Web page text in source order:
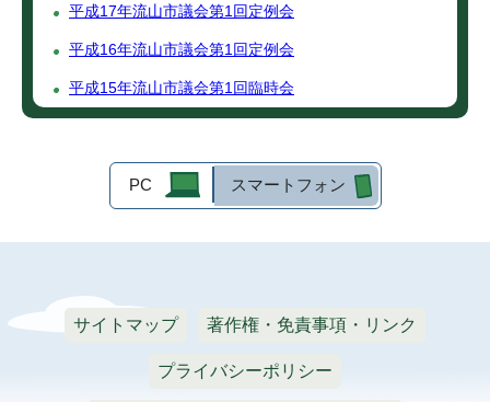
平成17年流山市議会第1回定例会
平成16年流山市議会第1回定例会
平成15年流山市議会第1回臨時会
PC スマートフォン
サイトマップ 著作権・免責事項・リンク
プライバシーポリシー